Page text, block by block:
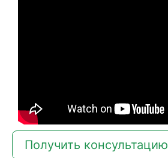
Получить консультацию